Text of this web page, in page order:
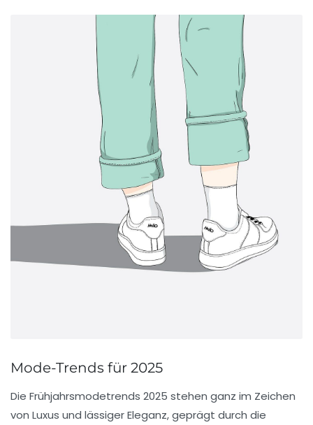
Mode-Trends für 2025
Die Frühjahrsmodetrends 2025 stehen ganz im Zeichen
von Luxus und lässiger Eleganz, geprägt durch die